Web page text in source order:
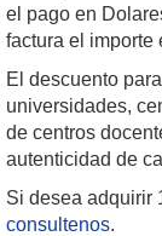
el pago en
factura el importe
El descuento
universidades,
de centros
autenticidad de
Si desea adquirir
consultenos.